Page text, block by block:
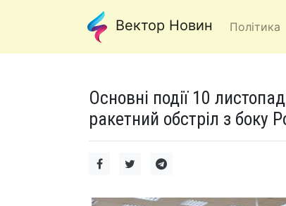
Вектор Новин Політика
Основні події 10
ракетний обстріл з боку